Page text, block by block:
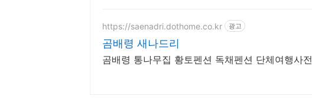
https://saenadri.dothome.co.kr 광고
곰배령 새나드리
곰배령 통나무집 황토펜션 독채펜션